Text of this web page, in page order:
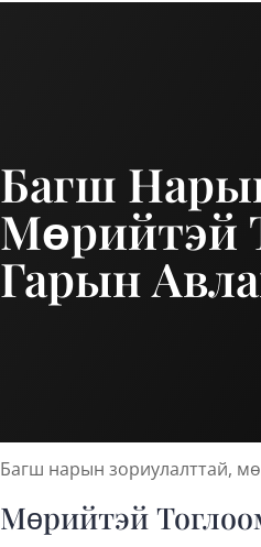
Багш
Мөрийтэй
Гарын
Багш нарын зориулалттай,
Мөрийтэй